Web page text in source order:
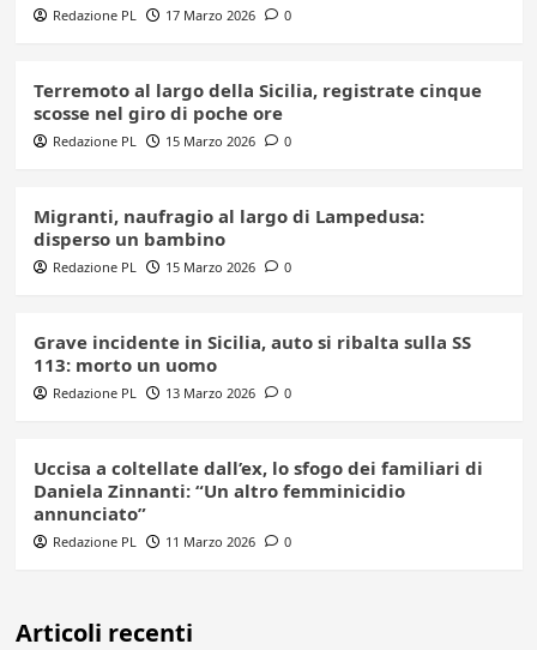
Redazione PL 17 Marzo 2026 0
Terremoto al largo della Sicilia, registrate cinque
scosse nel giro di poche ore
Redazione PL 15 Marzo 2026 0
Migranti, naufragio al largo di Lampedusa:
disperso un bambino
Redazione PL 15 Marzo 2026 0
Grave incidente in Sicilia, auto si ribalta sulla SS
113: morto un uomo
Redazione PL 13 Marzo 2026 0
Uccisa a coltellate dall’ex, lo sfogo dei familiari di
Daniela Zinnanti: “Un altro femminicidio
annunciato”
Redazione PL 11 Marzo 2026 0
Articoli recenti